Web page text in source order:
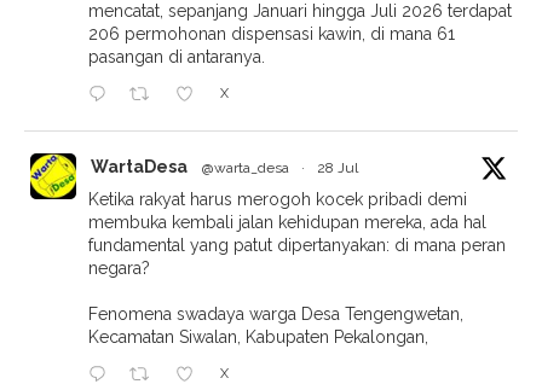
mencatat, sepanjang Januari hingga Juli 2026 terdapat
206 permohonan dispensasi kawin, di mana 61
pasangan di antaranya.
X
WartaDesa @warta_desa · 28 Jul
Ketika rakyat harus merogoh kocek pribadi demi
membuka kembali jalan kehidupan mereka, ada hal
fundamental yang patut dipertanyakan: di mana peran
negara?
Fenomena swadaya warga Desa Tengengwetan,
Kecamatan Siwalan, Kabupaten Pekalongan,
X